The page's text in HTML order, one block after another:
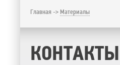
Главная -> Материалы
КОНТАКТЫ